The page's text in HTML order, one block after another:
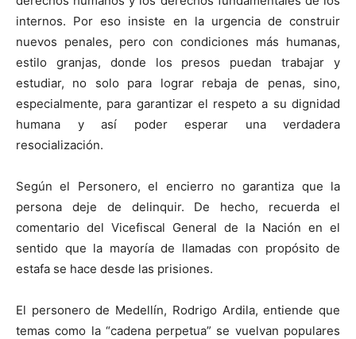
internos. Por eso insiste en la urgencia de construir
nuevos penales, pero con condiciones más humanas,
estilo granjas, donde los presos puedan trabajar y
estudiar, no solo para lograr rebaja de penas, sino,
especialmente, para garantizar el respeto a su dignidad
humana y así poder esperar una verdadera
resocialización.
Según el Personero, el encierro no garantiza que la
persona deje de delinquir. De hecho, recuerda el
comentario del Vicefiscal General de la Nación en el
sentido que la mayoría de llamadas con propósito de
estafa se hace desde las prisiones.
El personero de Medellín, Rodrigo Ardila, entiende que
temas como la “cadena perpetua” se vuelvan populares